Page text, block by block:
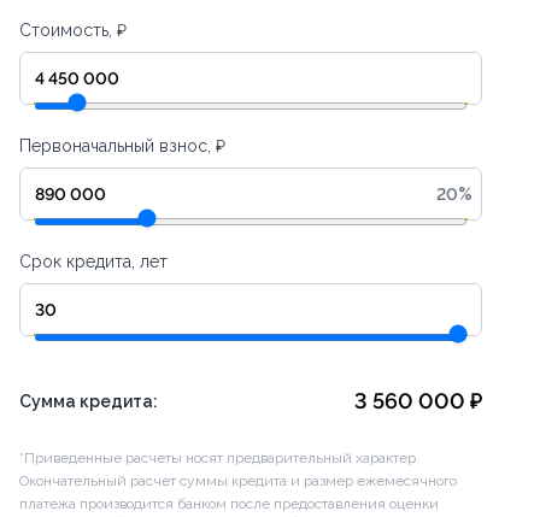
Стоимость, ₽
Первоначальный взнос, ₽
20%
Срок кредита, лет
Сумма кредита: 3 560 000 ₽
*Приведенные расчеты носят предварительный характер.
Окончательный расчет суммы кредита и размер ежемесячного
платежа производится банком после предоставления оценки